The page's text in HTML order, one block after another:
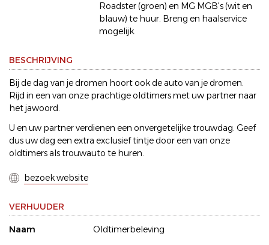
Roadster (groen) en MG MGB's (wit en
blauw) te huur. Breng en haalservice
mogelijk.
BESCHRIJVING
Bij de dag van je dromen hoort ook de auto van je dromen.
Rijd in een van onze prachtige oldtimers met uw partner naar
het jawoord.
U en uw partner verdienen een onvergetelijke trouwdag. Geef
dus uw dag een extra exclusief tintje door een van onze
oldtimers als trouwauto te huren.
bezoek website
VERHUUDER
Naam
Oldtimerbeleving